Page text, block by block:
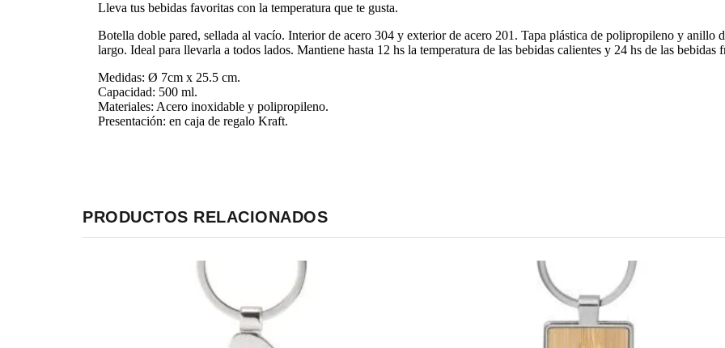
Lleva tus bebidas favoritas con la temperatura que te gusta.
Botella doble pared, sellada al vacío. Interior de acero 304 y exterior de acero 201. Tapa plástica de polipropileno y anillo
largo. Ideal para llevarla a todos lados. Mantiene hasta 12 hs la temperatura de las bebidas calientes y 24 hs de las bebidas
Medidas: Ø 7cm x 25.5 cm.
Capacidad: 500 ml.
Materiales: Acero inoxidable y polipropileno.
Presentación: en caja de regalo Kraft.
PRODUCTOS RELACIONADOS